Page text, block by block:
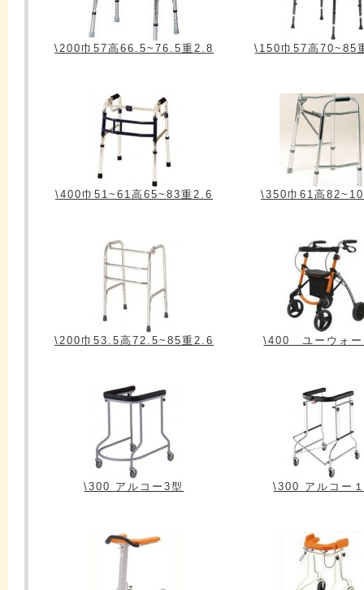
\200巾57高66.5~76.5重2.8 \150巾57高70~85
\400巾51~61高65~83重2.6 \350巾61高
\200巾53.5高72.5~85重2.6 \400 ユーウォー
\300 アルコー3型 \300 アルコー